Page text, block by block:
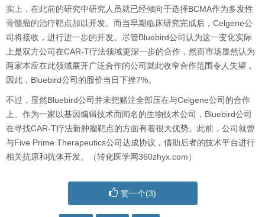
实上，在此前的研究中研究人员就已经倾向于选择BCMA作为多发性
骨髓瘤的治疗靶点加以开发。而当早期临床研究完成后，Celgene公
司将接收，进行进一步的开发。尽管Bluebird公司认为这一变化实际
上是双方公司在CAR-T疗法领域更深一步的合作，然而市场显然认为
两家本应在此领域展开广泛合作的公司就此收窄合作范围令人失望，
因此，Bluebird公司的股价当日下挫7%。
不过，显然Bluebird公司并未把赌注全部压在与Celgene公司的合作
上。作为一家以基因编辑技术而闻名的生物技术公司，Bluebird公司
在寻找CAR-T疗法新肿瘤靶点的方面有着很大优势。此前，公司就曾
与Five Prime Therapeutics公司达成协议，借助后者的技术平台进行
相关抗原和抗体开发。（转化医学网360zhyx.com）
赞一个(3)